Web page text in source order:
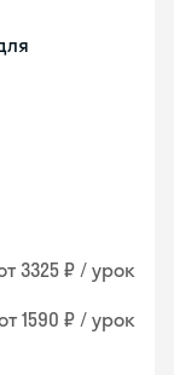
3325 ₽ / урок
1590 ₽ / урок